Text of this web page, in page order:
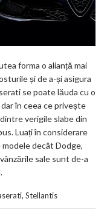
forma o alianță mai
și de a-și asigura
se poate lăuda cu o
în ceea ce privește
verigile slabe din
Luați în considerare
modele decât Dodge,
sale sunt de-a
, Stellantis